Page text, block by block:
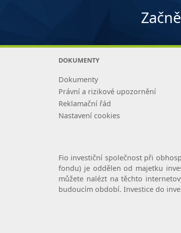
DOKUMENTY
Dokumenty
Právní a rizikové upozornění
Reklamační řád
Nastavení cookies
Fio investiční společnost při
fondu) je oddělen od majetku
můžete nalézt na těchto
budoucím období. Investice do